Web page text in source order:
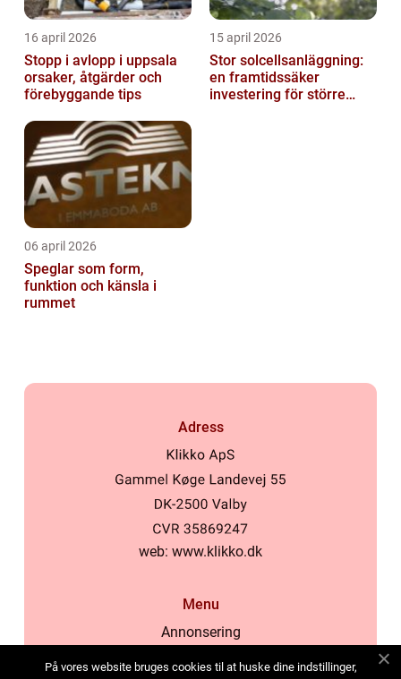
16 april 2026
Stopp i avlopp i uppsala
orsaker, åtgärder och
förebyggande tips
15 april 2026
Stor solcellsanläggning:
en framtidssäker
investering för större
06 april 2026
Speglar som form,
funktion och känsla i
rummet
Adress
web: www.klikko.dk
Menu
Annonsering
På vores website bruges cookies til at huske dine indstillinger,